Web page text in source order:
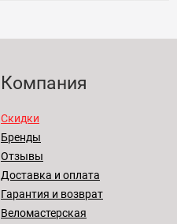
Компания
Скидки
Бренды
Отзывы
Доставка и оплата
Гарантия и возврат
Веломастерская